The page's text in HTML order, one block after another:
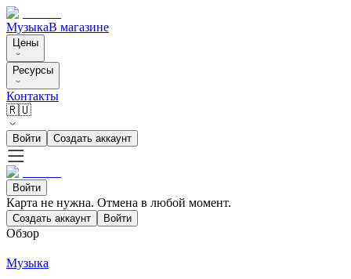
МузыкаВ магазине
Цены
Ресурсы
Контакты
🇷🇺
Войти Создать аккаунт
Войти
Карта не нужна. Отмена в любой момент.
Создать аккаунт Войти
Обзор
Музыка